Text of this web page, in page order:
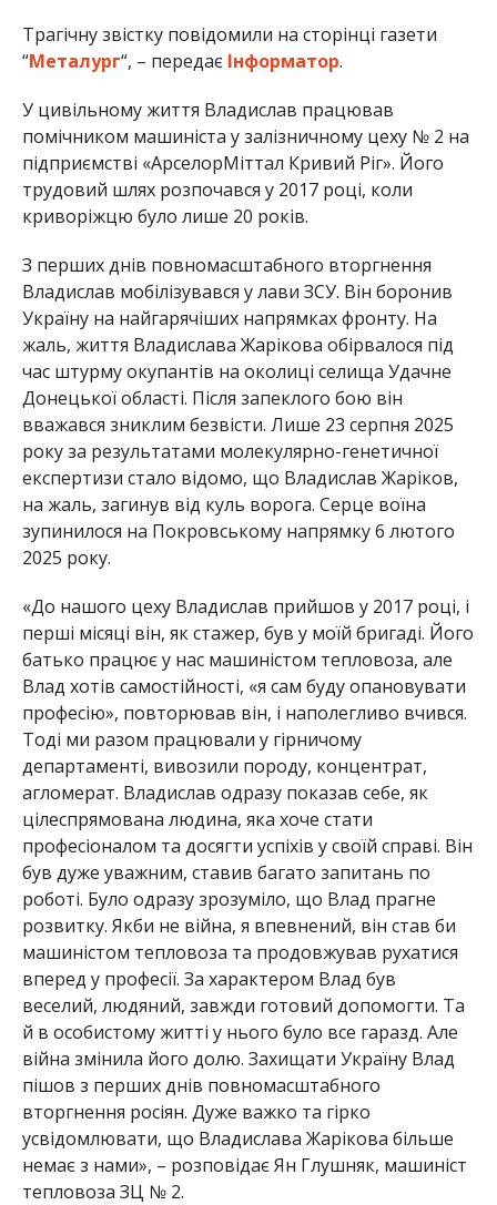
Трагічну звістку повідомили на сторінці газети
“Металург“, – передає Інформатор.
У цивільному життя Владислав працював
помічником машиніста у залізничному цеху № 2 на
підприємстві «АрселорМіттал Кривий Ріг». Його
трудовий шлях розпочався у 2017 році, коли
криворіжцю було лише 20 років.
З перших днів повномасштабного вторгнення
Владислав мобілізувався у лави ЗСУ. Він боронив
Україну на найгарячіших напрямках фронту. На
жаль, життя Владислава Жарікова обірвалося під
час штурму окупантів на околиці селища Удачне
Донецької області. Після запеклого бою він
вважався зниклим безвісти. Лише 23 серпня 2025
року за результатами молекулярно-генетичної
експертизи стало відомо, що Владислав Жаріков,
на жаль, загинув від куль ворога. Серце воїна
зупинилося на Покровському напрямку 6 лютого
2025 року.
«До нашого цеху Владислав прийшов у 2017 році, і
перші місяці він, як стажер, був у моїй бригаді. Його
батько працює у нас машиністом тепловоза, але
Влад хотів самостійності, «я сам буду опановувати
професію», повторював він, і наполегливо вчився.
Тоді ми разом працювали у гірничому
департаменті, вивозили породу, концентрат,
агломерат. Владислав одразу показав себе, як
цілеспрямована людина, яка хоче стати
професіоналом та досягти успіхів у своїй справі. Він
був дуже уважним, ставив багато запитань по
роботі. Було одразу зрозуміло, що Влад прагне
розвитку. Якби не війна, я впевнений, він став би
машиністом тепловоза та продовжував рухатися
вперед у професії. За характером Влад був
веселий, людяний, завжди готовий допомогти. Та
й в особистому житті у нього було все гаразд. Але
війна змінила його долю. Захищати Україну Влад
пішов з перших днів повномасштабного
вторгнення росіян. Дуже важко та гірко
усвідомлювати, що Владислава Жарікова більше
немає з нами», – розповідає Ян Глушняк, машиніст
тепловоза ЗЦ № 2.